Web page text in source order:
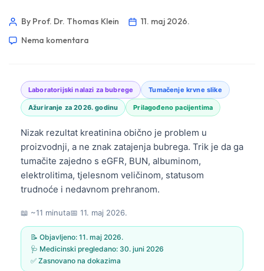
By Prof. Dr. Thomas Klein
11. maj 2026.
Nema komentara
Laboratorijski nalazi za bubrege Tumačenje krvne slike
Ažuriranje za 2026. godinu Prilagođeno pacijentima
Nizak rezultat kreatinina obično je problem u
proizvodnji, a ne znak zatajenja bubrega. Trik je da ga
tumačite zajedno s eGFR, BUN, albuminom,
elektrolitima, tjelesnom veličinom, statusom
trudnoće i nedavnom prehranom.
📖 ~11 minuta📅 11. maj 2026.
📝 Objavljeno: 11. maj 2026.
🩺 Medicinski pregledano: 30. juni 2026
✅ Zasnovano na dokazima